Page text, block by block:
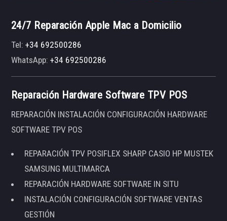
24/7 Reparación Apple Mac a Domicilio
Tel:+34 692500286
WhatsApp:+34 692500286
Reparación Hardware Software TPV POS
REPARACIÓN INSTALACIÓN CONFIGURACIÓN HARDWARE
SOFTWARE TPV POS
REPARACIÓN TPV POSIFLEX SHARP CASIO HP MUSTEK
SAMSUNG MULTIMARCA
REPARACIÓN HARDWARE SOFTWARE IN SITU
INSTALACIÓN CONFIGURACIÓN SOFTWARE VENTAS
GESTIÓN